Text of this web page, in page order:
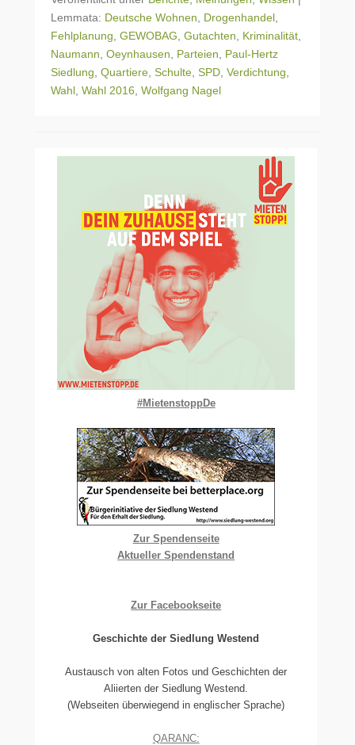
Lemmata: Deutsche Wohnen Drogenhandel
Fehlplanung GEWOBAG Gutachten Kriminalität
Naumann Oeynhausen Parteien
Paul-Hertz
Siedlung Quartiere Schulte SPD Verdichtung
Wahl Wahl 2016 Wolfgang Nagel
#MietenstoppDe
Zur Spendenseite
Aktueller Spendenstand
Zur Facebookseite
Geschichte der Siedlung Westend
Austausch von alten Fotos und Geschichten der
Aliierten der Siedlung Westend.
(Webseiten überwiegend in englischer Sprache)
QARANC: